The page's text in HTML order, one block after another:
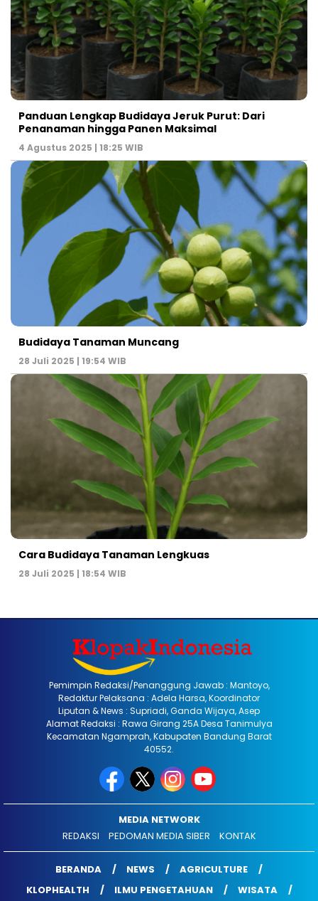
Panduan Lengkap Budidaya Jeruk Purut: Dari
Penanaman hingga Panen Maksimal
4 Agustus 2025 | 18:25 WIB
Budidaya Tanaman Muncang
28 Juli 2025 | 19:54 WIB
Cara Budidaya Tanaman Lengkuas
28 Juli 2025 | 18:54 WIB
Pemimpin Redaksi/Penanggung Jawab : Mantoyo,
Redaktur Pelaksana : Adela Harsa, Koordinator
Liputan & News : Supriadi, Ganda Wijaya, Asep
Alamat Redaksi : Rawa Girang 25A Desa Tanimulya
Kecamatan Ngamprah, Kabupaten Bandung Barat
40552.
MEDIA NETWORK
REDAKSI
PEDOMAN MEDIA SIBER KONTAK
BERANDA NEWS
AGRICULTURE
KLOPHEALTH
ILMU PENGETAHUAN
WISATA